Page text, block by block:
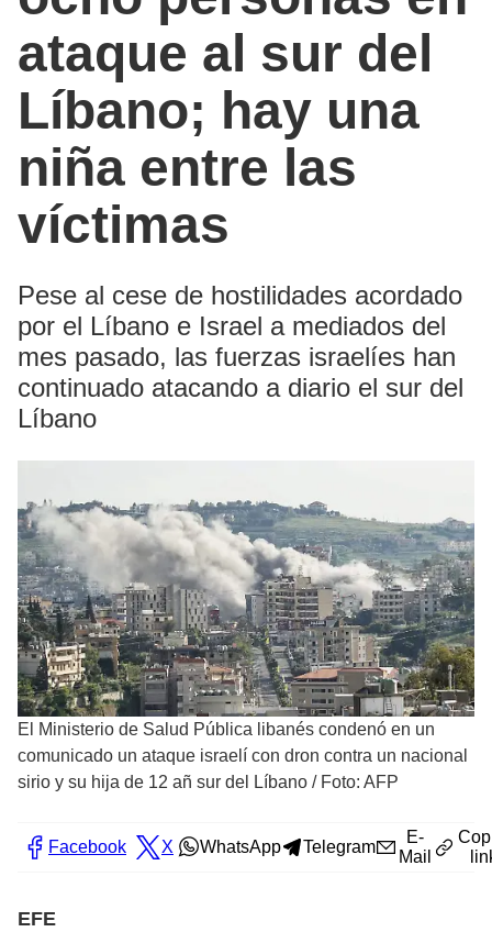
ataque al sur del
Líbano; hay una
niña entre las
víctimas
Pese al cese de hostilidades acordado
por el Líbano e Israel a mediados del
mes pasado, las fuerzas israelíes han
continuado atacando a diario el sur del
Líbano
El Ministerio de Salud Pública libanés condenó en un
comunicado un ataque israelí con dron contra un nacional
sirio y su hija de 12 añ sur del Líbano / Foto: AFP
Facebook X WhatsApp Telegram
E-
Mail
EFE